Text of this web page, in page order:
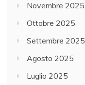
Novembre 2025
Ottobre 2025
Settembre 2025
Agosto 2025
Luglio 2025